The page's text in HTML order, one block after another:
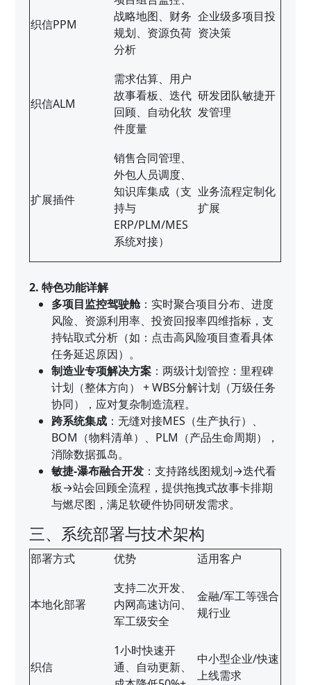
织信PPM
战略地图、财务
规划、资源负荷
分析
企业级多项目投
资决策
织信ALM
需求估算、用户
故事看板、迭代
回顾、自动化软
件度量
研发团队敏捷开
发管理
扩展插件
销售合同管理、
外包人员调度、
知识库集成（支
持与
ERP/PLM/MES
系统对接）
业务流程定制化
扩展
2. 特色功能详解
多项目监控驾驶舱：实时聚合项目分布、进度
风险、资源利用率、投资回报率四维指标，支
持钻取式分析（如：点击高风险项目查看具体
任务延迟原因）。
制造业专项解决方案 ：两级计划管控：里程碑
计划（整体方向） + WBS分解计划（万级任务
协同），应对复杂制造流程。
跨系统集成 ：无缝对接MES（生产执行）、
BOM（物料清单）、PLM（产品生命周期），
消除数据孤岛。
敏捷-瀑布融合开发 ：支持路线图规划→迭代看
板→站会回顾全流程，提供拖拽式故事卡排期
与燃尽图，满足软硬件协同研发需求。
三、系统部署与技术架构
部署方式 优势 适用客户
本地化部署
支持二次开发、
内网高速访问、
军工级安全
金融/军工等强合
规行业
织信
1小时快速开
通、自动更新、
中小型企业/快速
上线需求